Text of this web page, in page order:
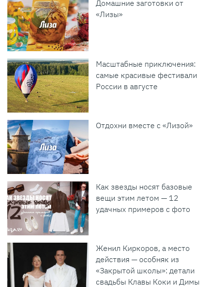
Домашние заготовки от
«Лизы»
Масштабные приключения:
самые красивые фестивали
России в августе
Отдохни вместе с «Лизой»
Как звезды носят базовые
вещи этим летом — 12
удачных примеров с фото
Женил Киркоров, а место
действия — особняк из
«Закрытой школы»: детали
свадьбы Клавы Коки и Димы